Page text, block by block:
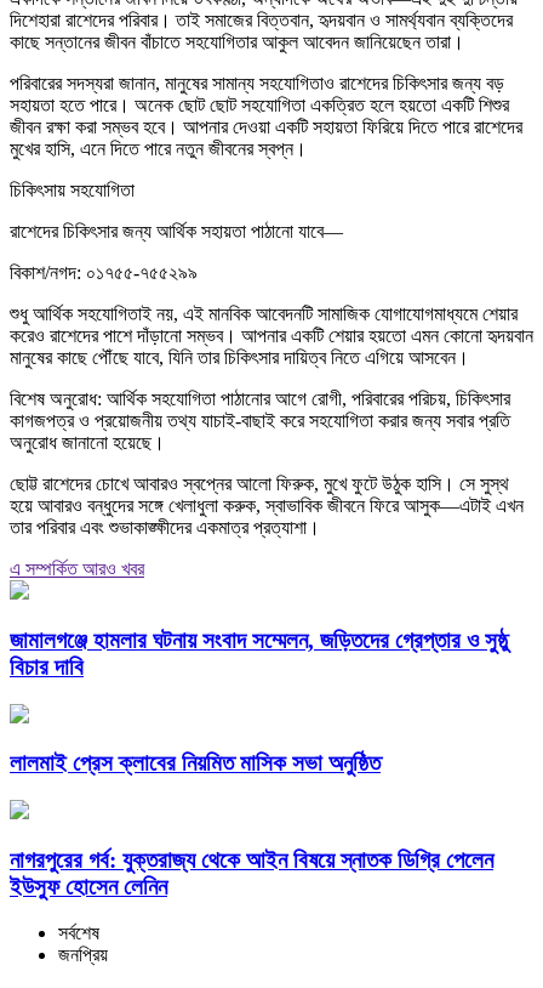
দিশেহারা রাশেদের পরিবার। তাই সমাজের বিত্তবান, হৃদয়বান ও সামর্থ্যবান ব্যক্তিদের
কাছে সন্তানের জীবন বাঁচাতে সহযোগিতার আকুল আবেদন জানিয়েছেন তারা।
পরিবারের সদস্যরা জানান, মানুষের সামান্য সহযোগিতাও রাশেদের চিকিৎসার জন্য বড়
সহায়তা হতে পারে। অনেক ছোট ছোট সহযোগিতা একত্রিত হলে হয়তো একটি শিশুর
জীবন রক্ষা করা সম্ভব হবে। আপনার দেওয়া একটি সহায়তা ফিরিয়ে দিতে পারে রাশেদের
মুখের হাসি, এনে দিতে পারে নতুন জীবনের স্বপ্ন।
চিকিৎসায় সহযোগিতা
রাশেদের চিকিৎসার জন্য আর্থিক সহায়তা পাঠানো যাবে—
বিকাশ/নগদ: ০১৭৫৫-৭৫৫২৯৯
শুধু আর্থিক সহযোগিতাই নয়, এই মানবিক আবেদনটি সামাজিক যোগাযোগমাধ্যমে শেয়ার
করেও রাশেদের পাশে দাঁড়ানো সম্ভব। আপনার একটি শেয়ার হয়তো এমন কোনো হৃদয়বান
মানুষের কাছে পৌঁছে যাবে, যিনি তার চিকিৎসার দায়িত্ব নিতে এগিয়ে আসবেন।
বিশেষ অনুরোধ: আর্থিক সহযোগিতা পাঠানোর আগে রোগী, পরিবারের পরিচয়, চিকিৎসার
কাগজপত্র ও প্রয়োজনীয় তথ্য যাচাই-বাছাই করে সহযোগিতা করার জন্য সবার প্রতি
অনুরোধ জানানো হয়েছে।
ছোট্ট রাশেদের চোখে আবারও স্বপ্নের আলো ফিরুক, মুখে ফুটে উঠুক হাসি। সে সুস্থ
হয়ে আবারও বন্ধুদের সঙ্গে খেলাধুলা করুক, স্বাভাবিক জীবনে ফিরে আসুক—এটাই এখন
তার পরিবার এবং শুভাকাঙ্ক্ষীদের একমাত্র প্রত্যাশা।
এ সম্পর্কিত আরও খবর
জামালগঞ্জে হামলার ঘটনায় সংবাদ সম্মেলন, জড়িতদের গ্রেপ্তার ও সুষ্ঠু
বিচার দাবি
লালমাই প্রেস ক্লাবের নিয়মিত মাসিক সভা অনুষ্ঠিত
নাগরপুরের গর্ব: যুক্তরাজ্য থেকে আইন বিষয়ে স্নাতক ডিগ্রি পেলেন
ইউসুফ হোসেন লেনিন
সর্বশেষ
জনপ্রিয়